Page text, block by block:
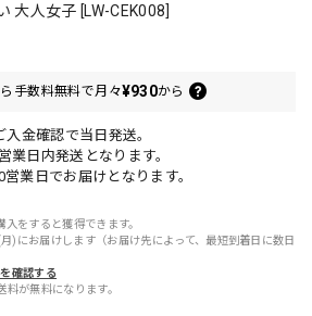
大人女子 [LW-CEK008]
手数料無料で月々¥930から
金確認で当日発送。
日内発送となります。
業日でお届けとなります。
入をすると獲得できます。
)にお届けします（お届け先によって、最短到着日に数日
確認する
が無料になります。